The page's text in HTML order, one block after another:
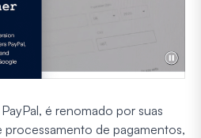
é renomado por suas
processamento de pagamentos,